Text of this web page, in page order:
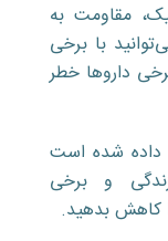
مقاومت به
با برخی
دارو‌ها خطر
شده است
و برخی
کاهش بدهید.